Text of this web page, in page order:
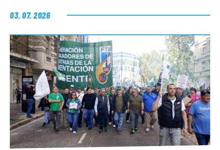
03. 07. 2026